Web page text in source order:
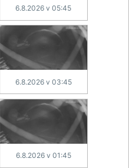
6.8.2026 v 05:45
6.8.2026 v 03:45
6.8.2026 v 01:45